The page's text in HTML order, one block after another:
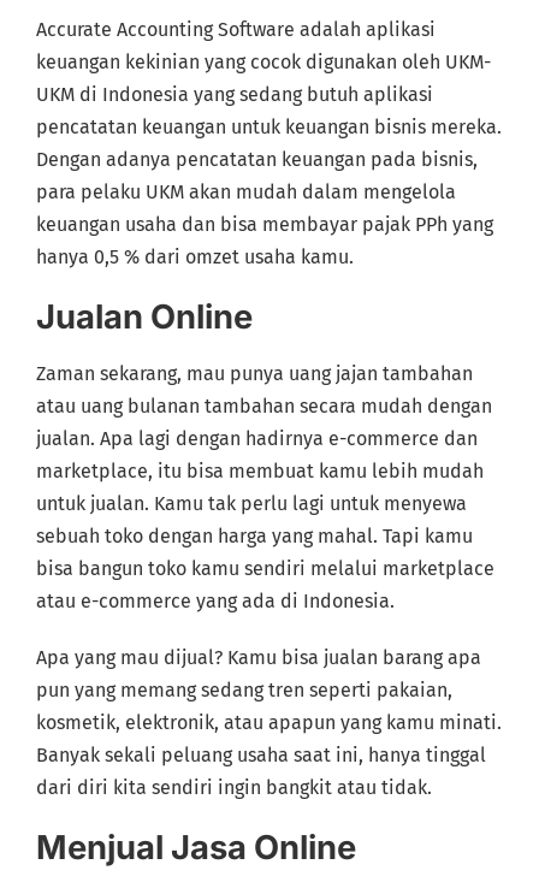
Accurate Accounting Software adalah aplikasi
keuangan kekinian yang cocok digunakan oleh UKM-
UKM di Indonesia yang sedang butuh aplikasi
pencatatan keuangan untuk keuangan bisnis mereka.
Dengan adanya pencatatan keuangan pada bisnis,
para pelaku UKM akan mudah dalam mengelola
keuangan usaha dan bisa membayar pajak PPh yang
hanya 0,5 % dari omzet usaha kamu.
Jualan Online
Zaman sekarang, mau punya uang jajan tambahan
atau uang bulanan tambahan secara mudah dengan
jualan. Apa lagi dengan hadirnya e-commerce dan
marketplace, itu bisa membuat kamu lebih mudah
untuk jualan. Kamu tak perlu lagi untuk menyewa
sebuah toko dengan harga yang mahal. Tapi kamu
bisa bangun toko kamu sendiri melalui marketplace
atau e-commerce yang ada di Indonesia.
Apa yang mau dijual? Kamu bisa jualan barang apa
pun yang memang sedang tren seperti pakaian,
kosmetik, elektronik, atau apapun yang kamu minati.
Banyak sekali peluang usaha saat ini, hanya tinggal
dari diri kita sendiri ingin bangkit atau tidak.
Menjual Jasa Online